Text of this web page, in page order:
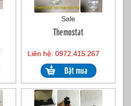
Sale
Themostat
Liên hệ: 0972.415.267